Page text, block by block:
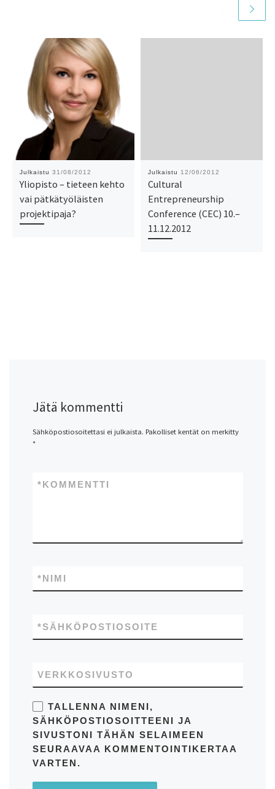
Julkaistu 31/08/2012
Yliopisto – tieteen kehto
vai pätkätyöläisten
projektipaja?
Julkaistu 12/06/2012
Cultural
Entrepreneurship
Conference (CEC) 10.–
11.12.2012
Jätä kommentti
Sähköpostiosoitettasi ei julkaista. Pakolliset kentät on merkitty
*
KOMMENTTI
*
NIMI
*
SÄHKÖPOSTIOSOITE
*
VERKKOSIVUSTO
TALLENNA NIMENI,
SÄHKÖPOSTIOSOITTEENI JA
SIVUSTONI TÄHÄN SELAIMEEN
SEURAAVAA KOMMENTOINTIKERTAA
VARTEN.